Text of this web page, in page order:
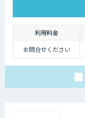
利用料金
お問合せください